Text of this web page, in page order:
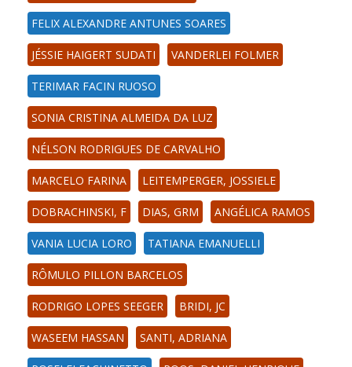
FELIX ALEXANDRE ANTUNES SOARES
JÉSSIE HAIGERT SUDATI VANDERLEI FOLMER
TERIMAR FACIN RUOSO
SONIA CRISTINA ALMEIDA DA LUZ
NÉLSON RODRIGUES DE CARVALHO
MARCELO FARINA LEITEMPERGER, JOSSIELE
DOBRACHINSKI, F DIAS, GRM ANGÉLICA RAMOS
VANIA LUCIA LORO TATIANA EMANUELLI
RÔMULO PILLON BARCELOS
RODRIGO LOPES SEEGER BRIDI, JC
WASEEM HASSAN SANTI, ADRIANA